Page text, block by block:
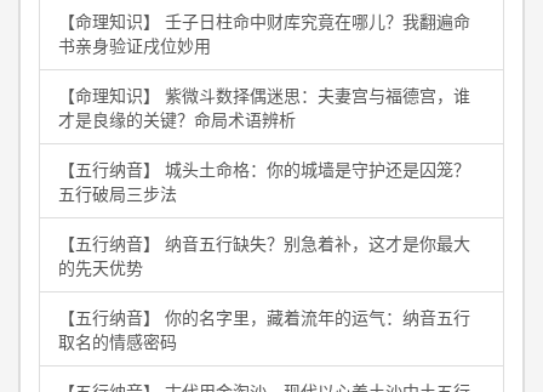
【命理知识】 壬子日柱命中财库究竟在哪儿？我翻遍命
书亲身验证戌位妙用
【命理知识】 紫微斗数择偶迷思：夫妻宫与福德宫，谁
才是良缘的关键？命局术语辨析
【五行纳音】 城头土命格：你的城墙是守护还是囚笼？
五行破局三步法
【五行纳音】 纳音五行缺失？别急着补，这才是你最大
的先天优势
【五行纳音】 你的名字里，藏着流年的运气：纳音五行
取名的情感密码